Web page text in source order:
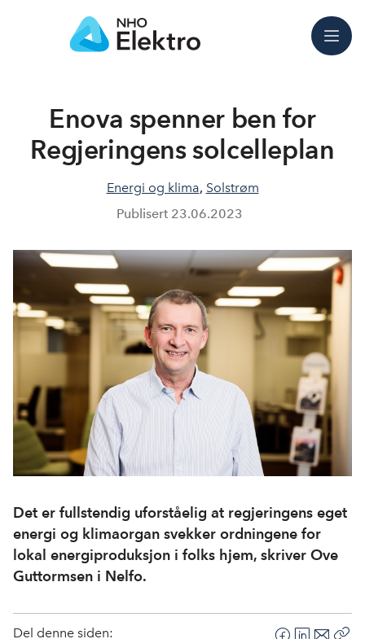
Meny
Enova spenner ben for
Regjeringens solcelleplan
Energi og klima, Solstrøm
Publisert 23.06.2023
Det er fullstendig uforståelig at regjeringens eget
energi og klimaorgan svekker ordningene for
lokal energiproduksjon i folks hjem, skriver Ove
Guttormsen i Nelfo.
Del denne siden: